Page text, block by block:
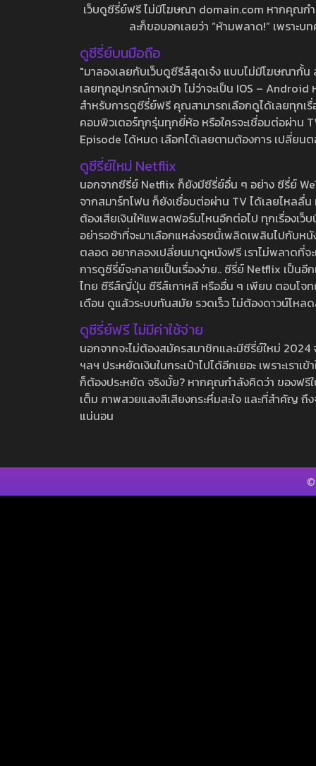
เว็บดูซีรี่ย์ฟรี ไม่มีโฆษณา domain.com หากคุณก
ละก็ขอบอกเลยว่า “ห้ามพลาด!” เพราะ
ดูซีรี่ย์บนมือถือ
"มาลองเลยกับเว็บดูซีรีส์สุดเจ๋ง แบบไม่มีโฆษณากั้
เลยทุกอุปกรณ์ทางเข้า ไม่ว่าจะเป็น IOS –
สำหรับการดูซีรี่ย์ฟรี คุณสามารถเลือกดูได้เลยทุกเ
คอมพิวเตอร์ทุกรุ่นทุกยี่ห้อ หรือใครจะเชื่อมต่อผ่าน
Episode ได้หมด เลือกได้เลยตามต้องการ เปลี่ยน
ดูซีรี่ย์ใหม่ Netflix
นอกจากซีรี่ย์ Netflix ก็ยังมีซีรี่ย์อื่น ๆ อย่าง ซีรี่ย์
จากสมาร์ทโฟน ก็ยังเชื่อมต่อผ่าน TV ได้เลยไหลลื่
ต้องเสียเงินให้แพลตฟอร์มไหนอีกต่อไป ทุกเรื่องเว็
อย่ารอช้าที่จะมาเลือกแหล่งรชนี้เพลิดเพลินไปกับห
ตลอด อยากลองเปลี่ยนมาดูหนังฟรี เราไม่พลาดที่
การดูซีรี่ย์จะกลายเป็นเรื่องง่าย.. ซีรี่ย์ Netflix เป็น
ไทย ซีรีส์ญี่ปุ่น ซีรีส์เกาหลี หรืออื่น ๆ เพียบ ตอบโจท
เดือน ดูแล้วระบบทันสมัย รวดเร็ว ไม่ต้องดาวน์โห
ดูซีรี่ย์ฟรี ไม่มีค่าใช้จ่าย
นอกจากจะไม่ต้องสมัครสมาชิกและมีซีรี่ย์ใหม่
ฯลฯ ประหยัดเงินในกระเป๋าไปได้อีกเยอะ เพราะเร
ก็ต้องประหยัด จริงมั้ย? หากคุณกำลังคิดว่า ของฟ
เต็ม ภาพสวยแสงสีเสียงกระหึ่มสะใจ และที่สำคัญ
แน่นอน
©